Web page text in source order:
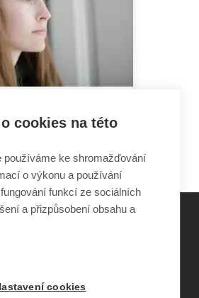
společnost Sirius
ISSN 1805-8876
cookies na této
používáme ke shromažďování
o výkonu a používání
funkcí ze sociálních
a přizpůsobení obsahu a
cookies